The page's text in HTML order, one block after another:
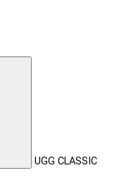
UGG CLASSIC